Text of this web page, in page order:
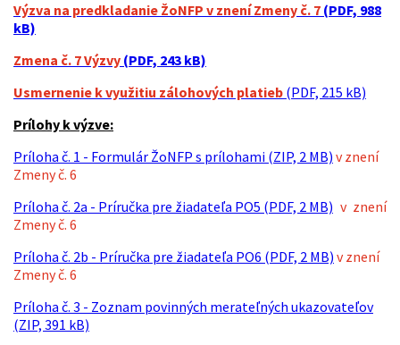
Výzva na predkladanie ŽoNFP v znení Zmeny č. 7 (PDF, 988
kB)
Zmena č. 7 Výzvy (PDF, 243 kB)
Usmernenie k využitiu zálohových platieb (PDF, 215 kB)
Prílohy k výzve:
Príloha č. 1 - Formulár ŽoNFP s prílohami (ZIP, 2 MB) v znení
Zmeny č. 6
Príloha č. 2a - Príručka pre žiadateľa PO5 (PDF, 2 MB) v znení
Zmeny č. 6
Príloha č. 2b - Príručka pre žiadateľa PO6 (PDF, 2 MB) v znení
Zmeny č. 6
Príloha č. 3 - Zoznam povinných merateľných ukazovateľov
(ZIP, 391 kB)